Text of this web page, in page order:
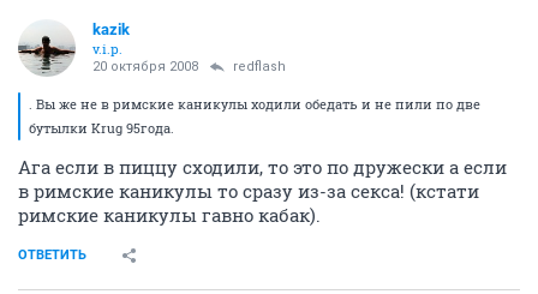
kazik
v.i.p.
20 октября 2008 redflash
. Вы же не в римские каникулы ходили обедать и не пили по две
бутылки Krug 95года.
Ага если в пиццу сходили, то это по дружески а если
в римские каникулы то сразу из-за секса! (кстати
римские каникулы гавно кабак).
ОТВЕТИТЬ